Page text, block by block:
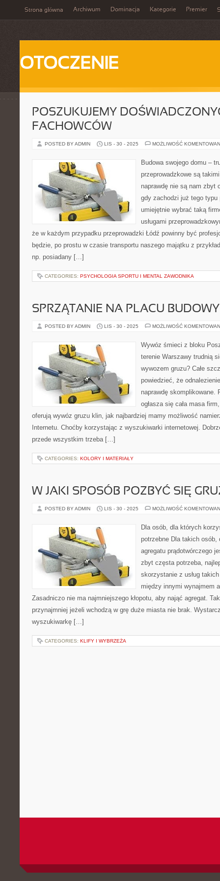
Strona główna Archiwum Dominacja Kategorie Premier
OTOCZENIE
POSZUKUJEMY
FACHOWCÓW
POSTED BY ADMIN LIS - 30 - 2025 MOŻLIWOŚĆ
Budowa swojego domu –
przeprowadzkowe są
naprawdę nie są nam zbyt
gdy zachodzi już tego
umiejętnie wybrać taką
usługami
że w każdym przypadku przeprowadzki Łódź powinny być
będzie, po prostu w czasie transportu naszego majątku z
np. posiadany […]
CATEGORIES: PSYCHOLOGIA SPORTU I MENTAL ZAWODNIKA
SPRZĄTANIE NA PLACU
POSTED BY ADMIN LIS - 30 - 2025 MOŻLIWOŚĆ
Wywóz śmieci z bloku
terenie Warszawy trudnią
wywozem gruzu? Całe
powiedzieć, że
naprawdę skomplikowane.
ogłasza się cała masa
oferują wywóz gruzu klin, jak najbardziej mamy możliwość
Internetu. Choćby korzystając z wyszukiwarki internetowej.
przede wszystkim trzeba […]
CATEGORIES: KOLORY I MATERIAŁY
W JAKI SPOSÓB POZBYĆ SIĘ
POSTED BY ADMIN LIS - 30 - 2025 MOŻLIWOŚĆ
Dla osób, dla których
potrzebne Dla takich
agregatu prądotwórczego
zbyt częsta potrzeba,
skorzystanie z usług
między innymi wynajmem
Zasadniczo nie ma najmniejszego kłopotu, aby nająć agregat.
przynajmniej jeżeli wchodzą w grę duże miasta nie brak.
wyszukiwarkę […]
CATEGORIES: KLIFY I WYBRZEŻA